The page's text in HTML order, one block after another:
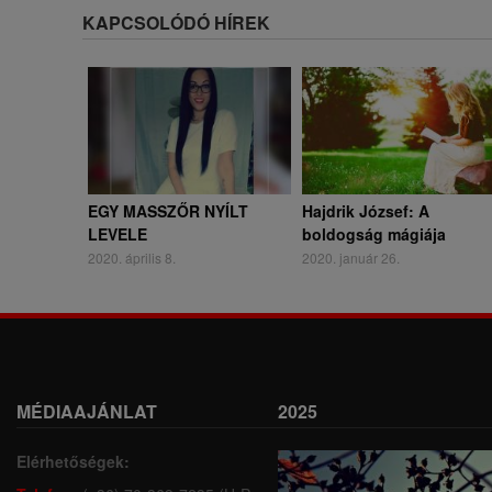
KAPCSOLÓDÓ HÍREK
EGY MASSZŐR NYÍLT
LEVELE
2020. április 8.
Hajdrik József: A
boldogság mágiája
2020. január 26.
MÉDIAAJÁNLAT
Elérhetőségek:
2025